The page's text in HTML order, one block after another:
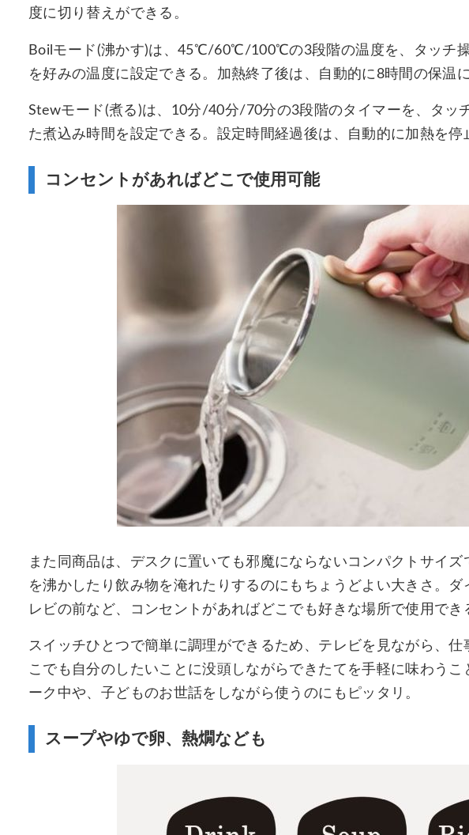
度に切り替えができる。
Boilモード(沸かす)は、45℃/60℃/100℃の3段階の温度を、タッチ
を好みの温度に設定できる。加熱終了後は、自動的に8時間の保温
Stewモード(煮る)は、10分/40分/70分の3段階のタイマーを、タッ
た煮込み時間を設定できる。設定時間経過後は、自動的に加熱を停
コンセントがあればどこで使用可能
また同商品は、デスクに置いても邪魔にならないコンパクトサイ
を沸かしたり飲み物を淹れたりするのにもちょうどよい大きさ。
レビの前など、コンセントがあればどこでも好きな場所で使用でき
スイッチひとつで簡単に調理ができるため、テレビを見ながら、
こでも自分のしたいことに没頭しながらできたてを手軽に味わう
ーク中や、子どものお世話をしながら使うのにもピッタリ。
スープやゆで卵、熱燗なども